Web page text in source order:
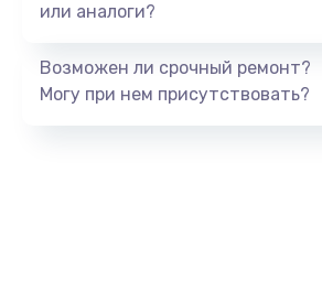
или аналоги?
Возможен ли срочный ремонт?
Могу при нем присутствовать?